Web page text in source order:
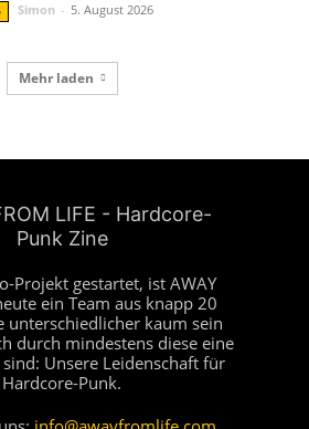
Simon - 5. August 2026
Mehr laden
Projekt gestartet, ist AWAY
ein Team aus knapp 20
unterschiedlicher kaum sein
durch mindestens diese eine
Unsere Leidenschaft für
Hardcore-Punk.